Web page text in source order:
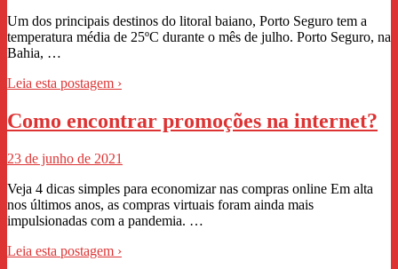
Um dos principais destinos do litoral baiano, Porto Seguro tem a
temperatura média de 25ºC durante o mês de julho. Porto Seguro, na
Bahia, …
Leia esta postagem ›
Como encontrar promoções na internet?
23 de junho de 2021
Veja 4 dicas simples para economizar nas compras online Em alta
nos últimos anos, as compras virtuais foram ainda mais
impulsionadas com a pandemia. …
Leia esta postagem ›